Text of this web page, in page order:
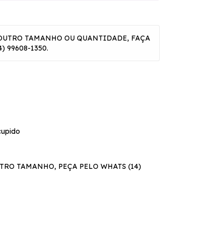
TAMANHO OU QUANTIDADE, FAÇA
99608-1350.
TAMANHO, PEÇA PELO WHATS (14)